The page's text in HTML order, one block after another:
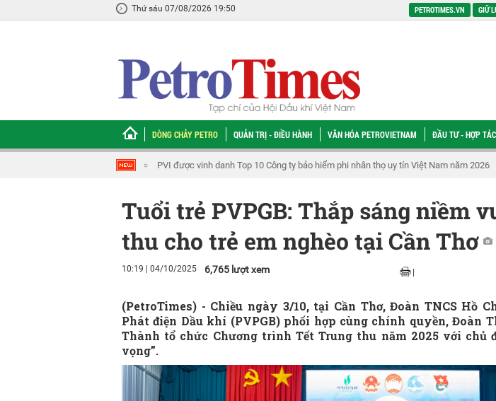
Thứ sáu 07/08/2026 19:50 PETROTIMES.VN GIỮ
DÒNG CHẢY PETRO QUẢN TRỊ - ĐIỀU HÀNH VĂN HÓA PETROVIETNAM ĐẦU TƯ - HỢP
[VIDEO] Lô B - Ô Môn: Minh chứng sức mạnh chuỗi giá trị Petrovietnam Quy định
Tuổi trẻ PVPGB: Thắp sáng niềm
thu cho trẻ em nghèo tại Cần Thơ
10:19 | 04/10/2025 6,765 lượt xem |
(PetroTimes) - Chiều ngày 3/10, tại Cần Thơ, Đoàn TNCS Hồ
Phát điện Dầu khí (PVPGB) phối hợp cùng chính quyền, Đoàn
Thành tổ chức Chương trình Tết Trung thu năm 2025 với chủ
vọng”.